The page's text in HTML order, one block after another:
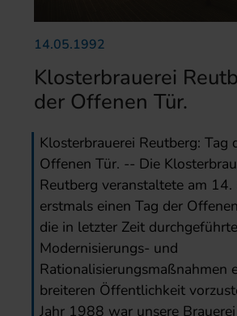
14.05.1992
Klosterbrauerei
der Offenen Tür.
Klosterbrauerei Reutberg: Tag
Offenen Tür. -- Die
Reutberg veranstaltete am
erstmals einen Tag der
die in letzter Zeit
Modernisierungs- und
Rationalisierungsmaßnahmen
breiteren Öffentlichkeit
Jahr 1988 war unsere